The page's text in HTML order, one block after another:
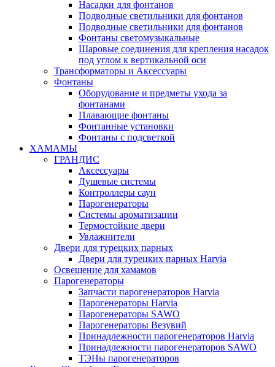
Насадки для фонтанов
Подводные светильники для фонтанов
Подводные светильники для фонтанов
Фонтаны светомузыкальные
Шаровые соединения для крепления насадок
под углом к вертикальной оси
Трансформаторы и Аксессуары
Фонтаны
Оборудование и предметы ухода за
фонтанами
Плавающие фонтаны
Фонтанные установки
Фонтаны с подсветкой
ХАМАМЫ
ГРАНДИС
Аксессуары
Душевые системы
Контроллеры саун
Парогенераторы
Системы ароматизации
Термостойкие двери
Увлажнители
Двери для турецких парных
Двери для турецких парных Harvia
Освещение для хамамов
Парогенераторы
Запчасти парогенераторов Harvia
Парогенераторы Harvia
Парогенераторы SAWO
Парогенераторы Везувий
Принадлежности парогенераторов Harvia
Принадлежности парогенераторов SAWO
ТЭНы парогенераторов